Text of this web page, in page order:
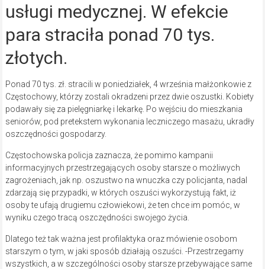
usługi medycznej. W efekcie
para straciła ponad 70 tys.
złotych.
Ponad 70 tys. zł. stracili w poniedziałek, 4 września małżonkowie z
Częstochowy, którzy zostali okradzeni przez dwie oszustki. Kobiety
podawały się za pielęgniarkę i lekarkę. Po wejściu do mieszkania
seniorów, pod pretekstem wykonania leczniczego masażu, ukradły
oszczędności gospodarzy.
Częstochowska policja zaznacza, że pomimo kampanii
informacyjnych przestrzegających osoby starsze o możliwych
zagrożeniach, jak np. oszustwo na wnuczka czy policjanta, nadal
zdarzają się przypadki, w których oszuści wykorzystują fakt, iż
osoby te ufają drugiemu człowiekowi, że ten chce im pomóc, w
wyniku czego tracą oszczędności swojego życia.
Dlatego też tak ważna jest profilaktyka oraz mówienie osobom
starszym o tym, w jaki sposób działają oszuści. -Przestrzegamy
wszystkich, a w szczególności osoby starsze przebywające same